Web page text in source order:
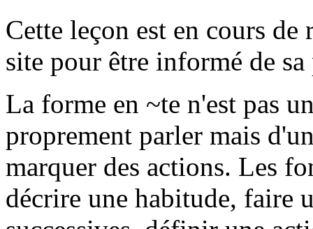
Cette leçon est en cours
site pour être informé de
La forme en ~te n'est pas
proprement parler mais
marquer des actions. Les
décrire une habitude, faire